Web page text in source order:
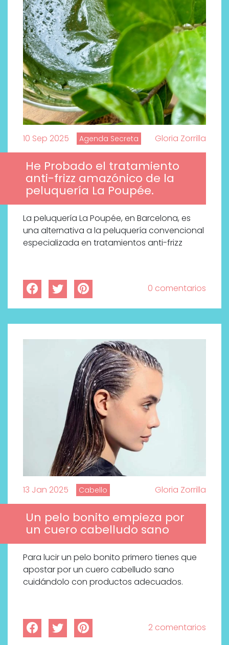
10 Sep 2025 Agenda Secreta Gloria Zorrilla
He Probado el tratamiento
anti-frizz amazónico de la
peluquería La Poupée.
La peluquería La Poupée, en Barcelona, es
una alternativa a la peluquería convencional
especializada en tratamientos anti-frizz
0 comentarios
13 Jan 2025 Cabello Gloria Zorrilla
Un pelo bonito empieza por
un cuero cabelludo sano
Para lucir un pelo bonito primero tienes que
apostar por un cuero cabelludo sano
cuidándolo con productos adecuados.
2 comentarios